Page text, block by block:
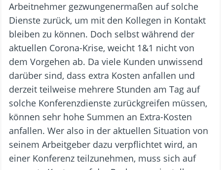
Arbeitnehmer gezwungenermaßen auf solche
Dienste zurück, um mit den Kollegen in Kontakt
bleiben zu können. Doch selbst während der
aktuellen Corona-Krise, weicht 1&1 nicht von
dem Vorgehen ab. Da viele Kunden unwissend
darüber sind, dass extra Kosten anfallen und
derzeit teilweise mehrere Stunden am Tag auf
solche Konferenzdienste zurückgreifen müssen,
können sehr hohe Summen an Extra-Kosten
anfallen. Wer also in der aktuellen Situation von
seinem Arbeitgeber dazu verpflichtet wird, an
einer Konferenz teilzunehmen, muss sich auf